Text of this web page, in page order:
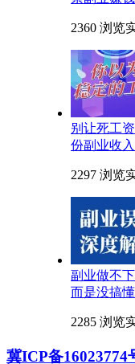
2360 浏览
别让死工
份副业收
2297 浏览
副业做不
而是没搞
2285 浏览
冀ICP备16023774